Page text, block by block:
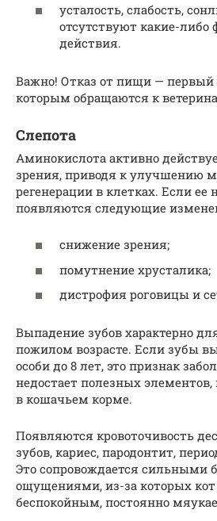
усталость, слабость,
отсутствуют какие-либо
действия.
Важно! Отказ от пищи — первый
которым обращаются к
Слепота
Аминокислота активно
зрения, приводя к улучшению
регенерации в клетках. Если ее
появляются следующие
снижение зрения;
помутнение хрусталика;
дистрофия роговицы и
Выпадение зубов характерно
пожилом возрасте. Если зубы
особи до 8 лет, это признак
недостает полезных
в кошачьем корме.
Появляются кровоточивость
зубов, кариес, пародонтит,
Это сопровождается сильными
ощущениями, из-за которых кот
беспокойным, постоянно